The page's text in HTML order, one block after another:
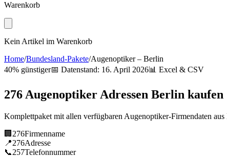
Warenkorb
Kein Artikel im Warenkorb
Home/Bundesland-Pakete/Augenoptiker– Berlin
40% günstiger📅 Datenstand: 16. April 2026📊 Excel & CSV
276 Augenoptiker Adressen Berlin kaufen
Komplettpaket mit allen verfügbaren Augenoptiker-Firmendaten aus
🏢 276Firmenname
📍276Adresse
📞257Telefonnummer